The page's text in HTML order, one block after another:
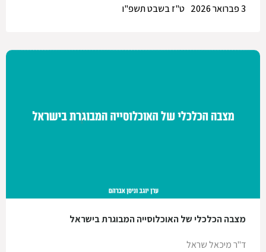
ט"ז בשבט תשפ"ו
3 פברואר 2026
מצבה הכלכלי של האוכלוסייה המבוגרת בישראל
ד"ר מיכאל שראל